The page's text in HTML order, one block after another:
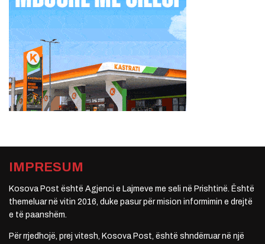
IMPRESUM
Kosova Post është Agjenci e Lajmeve me seli në Prishtinë. Është
themeluar në vitin 2016, duke pasur për mision informimin e drejtë
e të paanshëm.
Për rrjedhojë, prej vitesh, Kosova Post, është shndërruar në një